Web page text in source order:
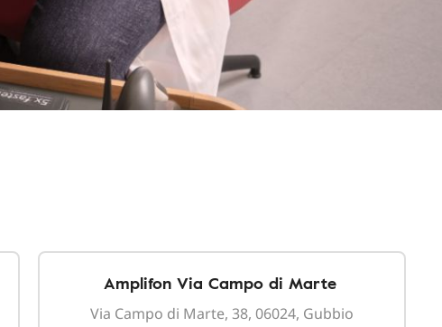
Amplifon Via Campo di Marte
Via Campo di Marte, 38, 06024, Gubbio